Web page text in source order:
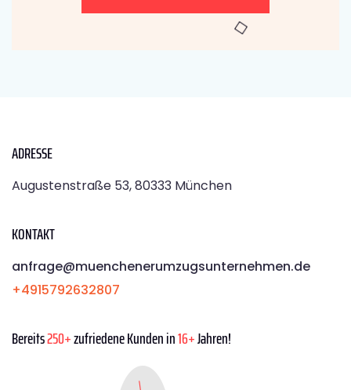
ADRESSE
Augustenstraße 53, 80333 München
KONTAKT
anfrage@muenchenerumzugsunternehmen.de
+4915792632807
Bereits250+zufriedene Kunden in16+Jahren!